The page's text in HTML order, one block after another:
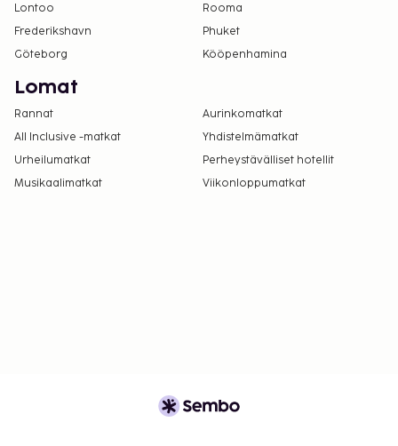
Lontoo
Rooma
Frederikshavn
Phuket
Göteborg
Kööpenhamina
Lomat
Rannat
Aurinkomatkat
All Inclusive -matkat
Yhdistelmämatkat
Urheilumatkat
Perheystävälliset hotellit
Musikaalimatkat
Viikonloppumatkat